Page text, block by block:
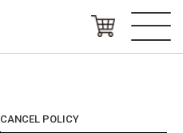
CANCEL POLICY